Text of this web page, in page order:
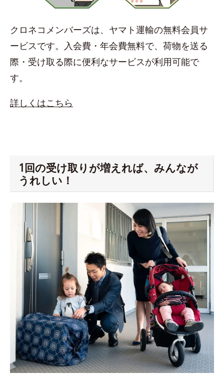
クロネコメンバーズは、ヤマト運輸の無料会員サ
ービスです。入会費・年会費無料で、荷物を送る
際・受け取る際に便利なサービスが利用可能で
す。
詳しくはこちら
1回の受け取りが増えれば、みんなが
うれしい！